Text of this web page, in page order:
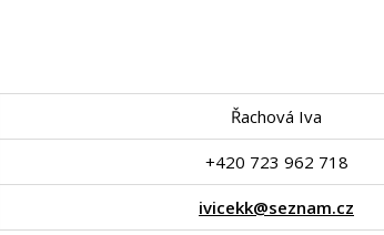
Řachová Iva
+420 723 962 718
ivicekk@seznam.cz